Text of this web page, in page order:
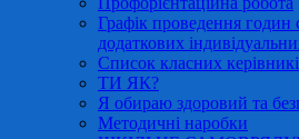
Графік проведення годин
додаткових
Список класних
ТИ ЯК?
Я обираю здоровий та
Методичні наробки